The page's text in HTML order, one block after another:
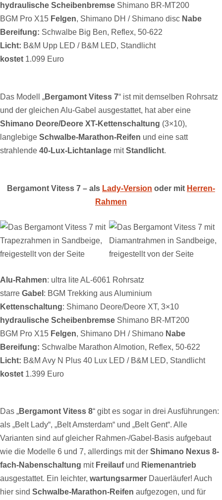
hydraulische Scheibenbremse Shimano BR-MT200
BGM Pro X15 Felgen, Shimano DH / Shimano disc Nabe
Bereifung: Schwalbe Big Ben, Reflex, 50-622
Licht: B&M Upp LED / B&M LED, Standlicht
kostet 1.099 Euro
Das Modell „Bergamont Vitess 7“ ist mit demselben Rohrsatz
und der gleichen Alu-Gabel ausgestattet, hat aber eine
Shimano Deore/Deore XT-Kettenschaltung (3×10),
langlebige Schwalbe-Marathon-Reifen und eine satt
strahlende 40-Lux-Lichtanlage mitStandlicht.
Bergamont Vitess 7 – als Lady-Version oder mit Herren-
Rahmen
Alu-Rahmen: ultra lite AL-6061 Rohrsatz
starre Gabel: BGM Trekking aus Aluminium
Kettenschaltung: Shimano Deore/Deore XT, 3×10
hydraulische Scheibenbremse Shimano BR-MT200
BGM Pro X15 Felgen, Shimano DH / Shimano Nabe
Bereifung: Schwalbe Marathon Almotion, Reflex, 50-622
Licht: B&M Avy N Plus 40 Lux LED / B&M LED, Standlicht
kostet 1.399 Euro
Das „Bergamont Vitess 8“ gibt es sogar in drei Ausführungen:
als „Belt Lady“, „Belt Amsterdam“ und „Belt Gent“. Alle
Varianten sind auf gleicher Rahmen-/Gabel-Basis aufgebaut
wie die Modelle 6 und 7, allerdings mit der Shimano Nexus 8-
fach-Nabenschaltung mit Freilaufund Riemenantrieb
ausgestattet. Ein leichter, wartungsarmer Dauerläufer! Auch
hier sind Schwalbe-Marathon-Reifen aufgezogen, und für